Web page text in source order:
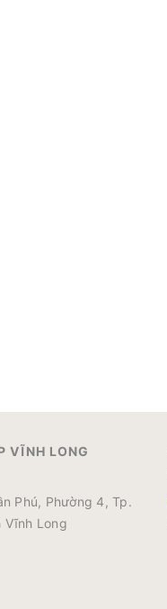
VĨNH LONG
Phú, Phường 4, Tp.
Vĩnh Long